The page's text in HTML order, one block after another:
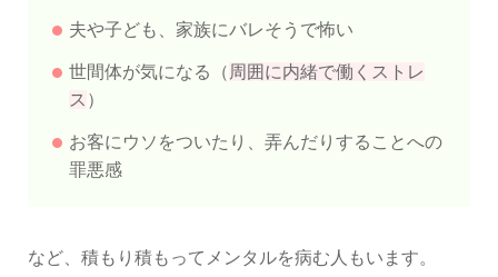
夫や子ども、家族にバレそうで怖い
世間体が気になる（ 周囲に内緒で働くストレ
ス ）
お客にウソをついたり、弄んだりすることへの
罪悪感
など、積もり積もってメンタルを病む人もいます。